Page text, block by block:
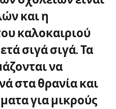
και η
καλοκαιριού
σιγά σιγά. Τα
να
στα θρανία και
για μικρούς